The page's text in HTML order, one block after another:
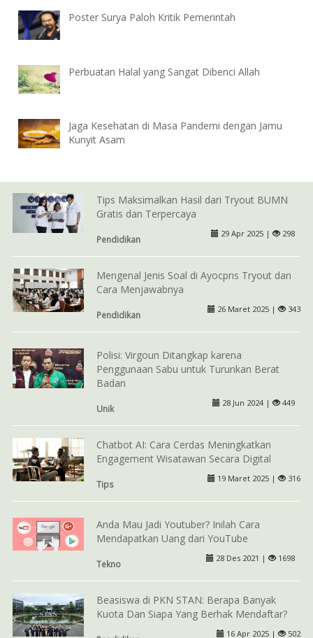
Poster Surya Paloh Kritik Pemerintah
Perbuatan Halal yang Sangat Dibenci Allah
Jaga Kesehatan di Masa Pandemi dengan Jamu
Kunyit Asam
Tips Maksimalkan Hasil dari Tryout BUMN
Gratis dan Terpercaya
Pendidikan
29 Apr 2025 | 298
Mengenal Jenis Soal di Ayocpns Tryout dan
Cara Menjawabnya
Pendidikan
26 Maret 2025 | 343
Polisi: Virgoun Ditangkap karena
Penggunaan Sabu untuk Turunkan Berat
Badan
Unik
28 Jun 2024 | 449
Chatbot AI: Cara Cerdas Meningkatkan
Engagement Wisatawan Secara Digital
Tips
19 Maret 2025 | 316
Anda Mau Jadi Youtuber? Inilah Cara
Mendapatkan Uang dari YouTube
Tekno
28 Des 2021 | 1698
Beasiswa di PKN STAN: Berapa Banyak
Kuota Dan Siapa Yang Berhak Mendaftar?
16 Apr 2025 | 502